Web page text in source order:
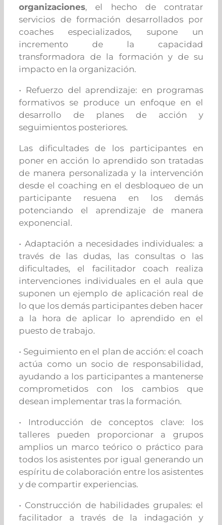
organizaciones, el hecho de contratar
servicios de formación desarrollados por
coaches especializados, supone un
incremento de la capacidad
transformadora de la formación y de su
impacto en la organización.
• Refuerzo del aprendizaje: en programas
formativos se produce un enfoque en el
desarrollo de planes de acción y
seguimientos posteriores.
Las dificultades de los participantes en
poner en acción lo aprendido son tratadas
de manera personalizada y la intervención
desde el coaching en el desbloqueo de un
participante resuena en los demás
potenciando el aprendizaje de manera
exponencial.
• Adaptación a necesidades individuales: a
través de las dudas, las consultas o las
dificultades, el facilitador coach realiza
intervenciones individuales en el aula que
suponen un ejemplo de aplicación real de
lo que los demás participantes deben hacer
a la hora de aplicar lo aprendido en el
puesto de trabajo.
• Seguimiento en el plan de acción: el coach
actúa como un socio de responsabilidad,
ayudando a los participantes a mantenerse
comprometidos con los cambios que
desean implementar tras la formación.
• Introducción de conceptos clave: los
talleres pueden proporcionar a grupos
amplios un marco teórico o práctico para
todos los asistentes por igual generando un
espíritu de colaboración entre los asistentes
y de compartir experiencias.
• Construcción de habilidades grupales: el
facilitador a través de la indagación y